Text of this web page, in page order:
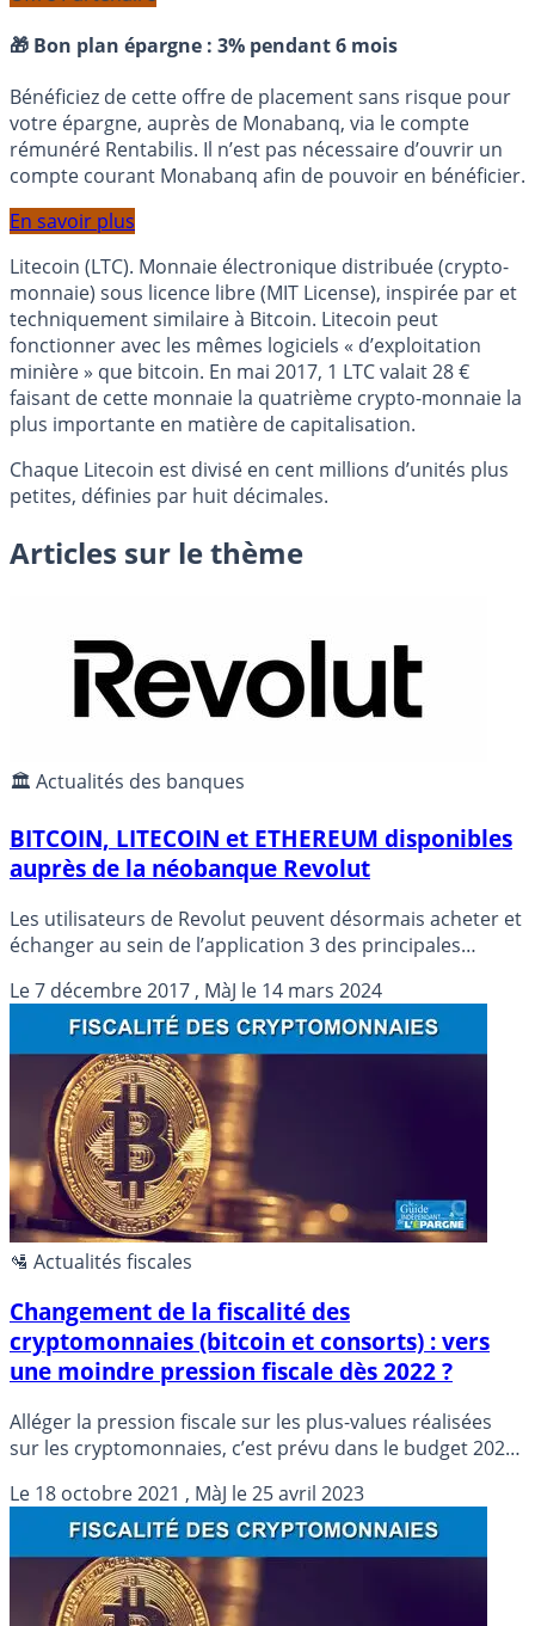
🎁 Bon plan épargne : 3% pendant 6 mois
Bénéficiez de cette offre de placement sans risque pour
votre épargne, auprès de Monabanq, via le compte
rémunéré Rentabilis. Il n’est pas nécessaire d’ouvrir un
compte courant Monabanq afin de pouvoir en bénéficier.
En savoir plus
Litecoin (LTC). Monnaie électronique distribuée (crypto-
monnaie) sous licence libre (MIT License), inspirée par et
techniquement similaire à Bitcoin. Litecoin peut
fonctionner avec les mêmes logiciels « d’exploitation
minière » que bitcoin. En mai 2017, 1 LTC valait 28 €
faisant de cette monnaie la quatrième crypto-monnaie la
plus importante en matière de capitalisation.
Chaque Litecoin est divisé en cent millions d’unités plus
petites, définies par huit décimales.
Articles sur le thème
🏛️ Actualités des banques
BITCOIN, LITECOIN et ETHEREUM disponibles
auprès de la néobanque Revolut
Les utilisateurs de Revolut peuvent désormais acheter et
échanger au sein de l’application 3 des principales
Revolut pourront acheter Bitcoin, Litecoin et Ethereum
depuis 25 devises.
Le7 décembre 2017 , MàJ le 14 mars 2024
🛂 Actualités fiscales
Changement de la fiscalité des
cryptomonnaies (bitcoin et consorts) : vers
une moindre pression fiscale dès 2022 ?
Alléger la pression fiscale sur les plus-values réalisées
sur les cryptomonnaies, c’est prévu dans le budget 2022.
rejetés. L’idée serait surtout tout de même de permettre
l’intégration des plus-values à la catégorie des
traitements et salaires
Le 18 octobre 2021 , MàJ le25 avril 2023